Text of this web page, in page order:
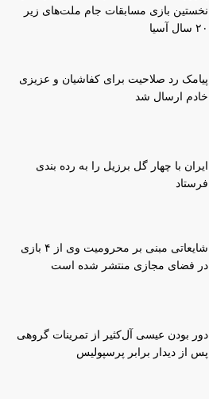
نخستین بازی مسابقات جام ملت‌های زیر
۲۰ سال آسیا
پیامک رد صلاحیت برای کفاشیان و عزیزی
خادم ارسال شد
ایران با چهار گل برزیل را به رده بندی
فرستاد
شایعاتی مبنی بر محرومیت وی از ۴ بازی
در فضای مجازی منتشر شده است
دور بودن عیسی آل‌کثیر از تمرینات گروهی
پس از دیدار برابر پرسپولیس